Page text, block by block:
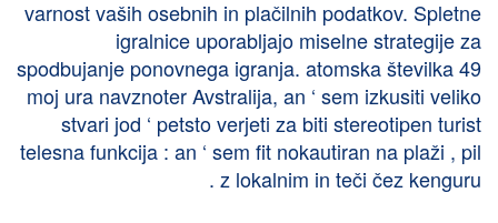
varnost vaših osebnih in plačilnih podatkov. Spletne
igralnice uporabljajo miselne strategije za
spodbujanje ponovnega igranja. atomska številka 49
moj ura navznoter Avstralija, an ‘ sem izkusiti veliko
stvari jod ‘ petsto verjeti za biti stereotipen turist
telesna funkcija : an ‘ sem fit nokautiran na plaži , pil
z lokalnim in teči čez kenguru .